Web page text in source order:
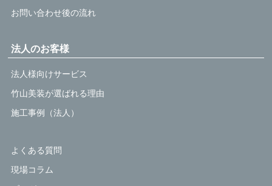
お問い合わせ後の流れ
法人のお客様
法人様向けサービス
竹山美装が選ばれる理由
施工事例（法人）
よくある質問
現場コラム